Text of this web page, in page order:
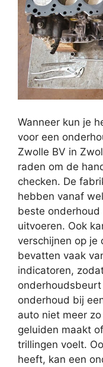
Wanneer kun je
voor een
Zwolle BV in
raden om de
checken. De
hebben vanaf
beste
uitvoeren. Ook
verschijnen op je
bevatten vaak
indicatoren,
onderhoud bij
auto niet meer
geluiden maakt
trillingen voelt.
heeft, kan een